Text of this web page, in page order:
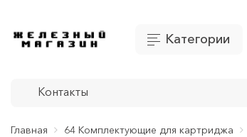
Категории
Контакты
Главная 64 Комплектующие для картриджа